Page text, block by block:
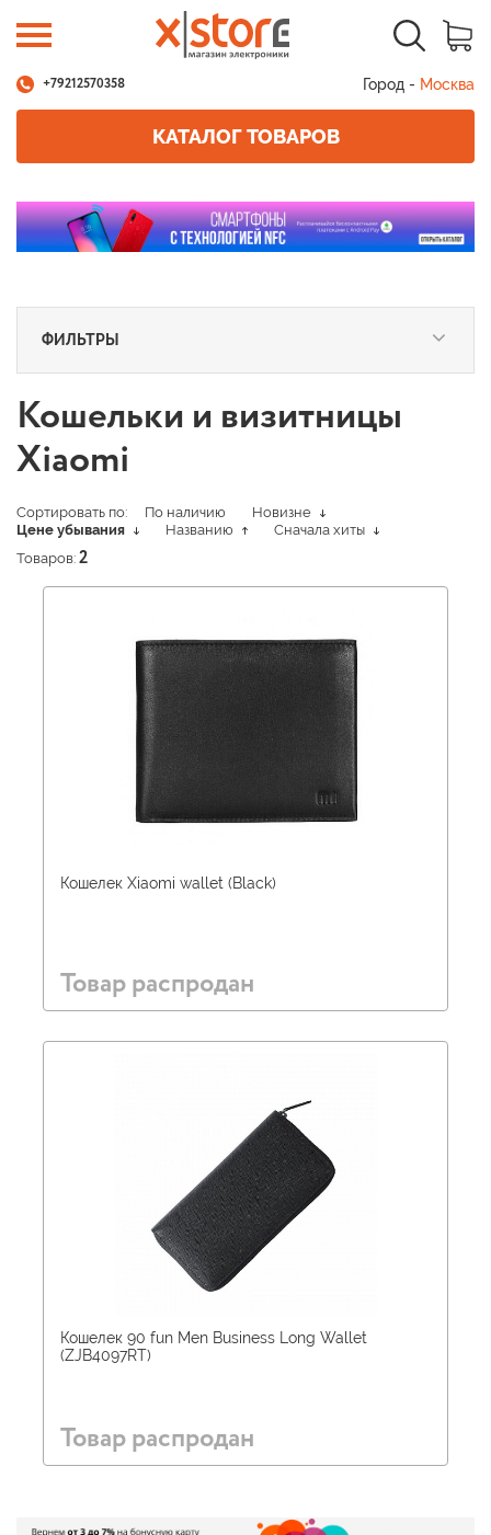
+79212570358 Город - Москва
КАТАЛОГ ТОВАРОВ
ФИЛЬТРЫ
Кошельки и визитницы
Xiaomi
Сортировать по: По наличию
Новизне
Цене убывания
Названию
Сначала хиты
Товаров: 2
Кошелек Xiaomi wallet (Black)
Товар распродан
Кошелек 90 fun Men Business Long Wallet
(ZJB4097RT)
Товар распродан